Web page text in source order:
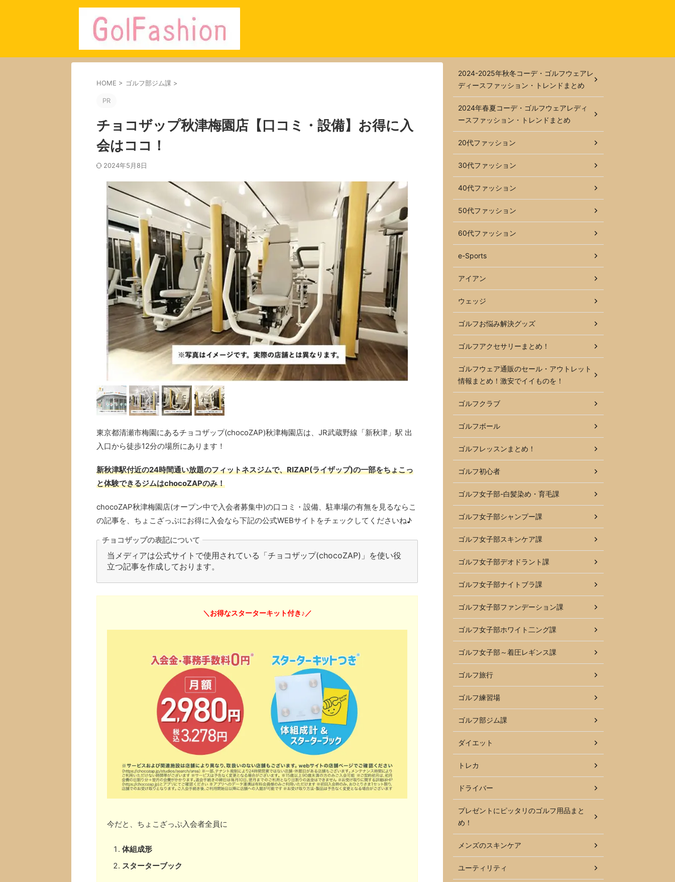
HOME > ゴルフ部ジム課 >
PR
チョコザップ秋津梅園店【口コミ・設備】お得に入
会はココ！
2024年5月8日
東京都清瀬市梅園にあるチョコザップ(chocoZAP)秋津梅園店は、JR武蔵野線「新秋津」駅 出
入口から徒歩12分の場所にあります！
新秋津駅付近の24時間通い放題のフィットネスジムで、RIZAP(ライザップ)の一部をちょこっ
と体験できるジムはchocoZAPのみ！
chocoZAP秋津梅園店(オープン中で入会者募集中)の口コミ・設備、駐車場の有無を見るならこ
の記事を、ちょこざっぷにお得に入会なら下記の公式WEBサイトをチェックしてくださいね♪
チョコザップの表記について
当メディアは公式サイトで使用されている「チョコザップ(chocoZAP)」を使い役
立つ記事を作成しております。
＼お得なスターターキット付き♪／
今だと、ちょこざっぷ入会者全員に
体組成形
スターターブック
2024-2025年秋冬コーデ・ゴルフウェアレ
ディースファッション・トレンドまとめ
2024年春夏コーデ・ゴルフウェアレディ
ースファッション・トレンドまとめ
20代ファッション
30代ファッション
40代ファッション
50代ファッション
60代ファッション
e-Sports
アイアン
ウェッジ
ゴルフお悩み解決グッズ
ゴルフアクセサリーまとめ！
ゴルフウェア通販のセール・アウトレット
情報まとめ！激安でイイものを！
ゴルフクラブ
ゴルフボール
ゴルフレッスンまとめ！
ゴルフ初心者
ゴルフ女子部-白髪染め・育毛課
ゴルフ女子部シャンプー課
ゴルフ女子部スキンケア課
ゴルフ女子部デオドラント課
ゴルフ女子部ナイトブラ課
ゴルフ女子部ファンデーション課
ゴルフ女子部ホワイト二ング課
ゴルフ女子部～着圧レギンス課
ゴルフ旅行
ゴルフ練習場
ゴルフ部ジム課
ダイエット
トレカ
ドライバー
プレゼントにピッタリのゴルフ用品まと
め！
メンズのスキンケア
ユーティリティ